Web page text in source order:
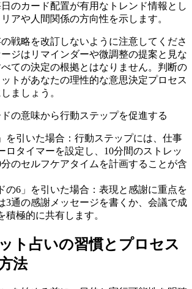
のカード配置が有用なトレンド情報とし
アや人間関係の方向性を示します。
戦略を改訂しないように注意してくださ
ジはリマインダーや微調整の提案と見な
ての決定の根拠とはなりません。判断の
トがあなたの理性的な意思決定プロセス
ましょう。
の意味から行動ステップを促進する
を引いた場合：行動ステップには、仕事
ロタイマーを設定し、10分間のストレッ
のセルフケアタイムを計画することが含
の6」を引いた場合：表現と感謝に重点を
3通の感謝メッセージを書くか、会議で成
積極的に共有します。
ト占いの習慣とプロセス
法